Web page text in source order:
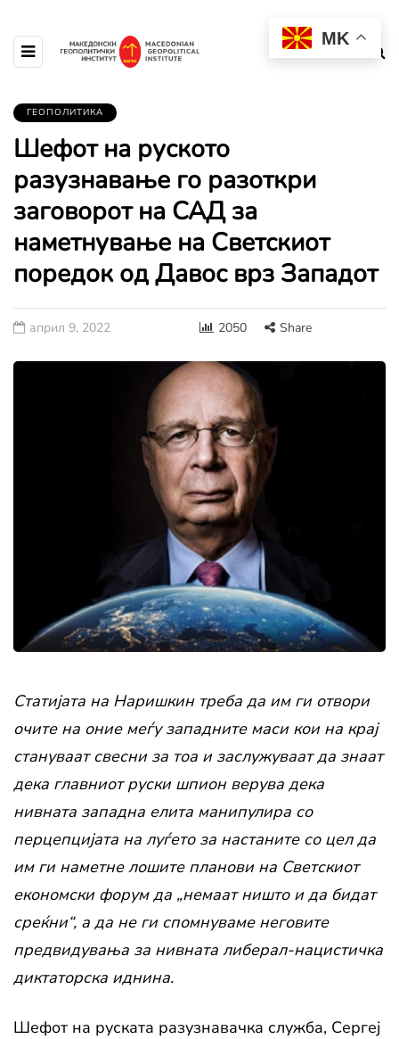
ГЕОПОЛИТИКА
Шефот на руското
разузнавање го разоткри
заговорот на САД за
наметнување на Светскиот
поредок од Давос врз Западот
април 9, 2022 2050 Share
Статијата на Наришкин треба да им ги отвори
очите на оние меѓу западните маси кои на крај
стануваат свесни за тоа и заслужуваат да знаат
дека главниот руски шпион верува дека
нивната западна елита манипулира со
перцепцијата на луѓето за настаните со цел да
им ги наметне лошите планови на Светскиот
економски форум да „немаат ништо и да бидат
среќни“, а да не ги спомнуваме неговите
предвидувања за нивната либерал-нацистичка
диктаторска иднина.
Шефот на руската разузнавачка служба, Сергеј
MK